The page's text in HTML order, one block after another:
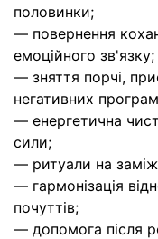
половинки;
— повернення
емоційного зв'язку;
— зняття порчі,
негативних
— енергетична
сили;
— ритуали на
— гармонізація
почуттів;
— допомога після